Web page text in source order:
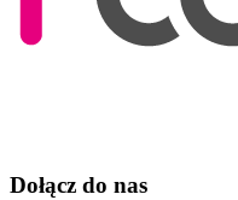
Dołącz do nas